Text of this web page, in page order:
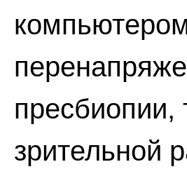
пресбиопии,
зрительной